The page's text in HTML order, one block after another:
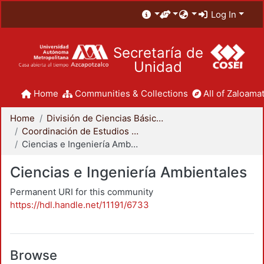
Log In
Secretaría de
Unidad
Home Communities & Collections All of
Home
División de Ciencias Básicas e Ingeniería
Coordinación de Estudios de Posgrado - CBI
Ciencias e Ingeniería Ambientales
Ciencias e Ingeniería Ambientales
Permanent URI for this community
https://hdl.handle.net/11191/6733
Browse